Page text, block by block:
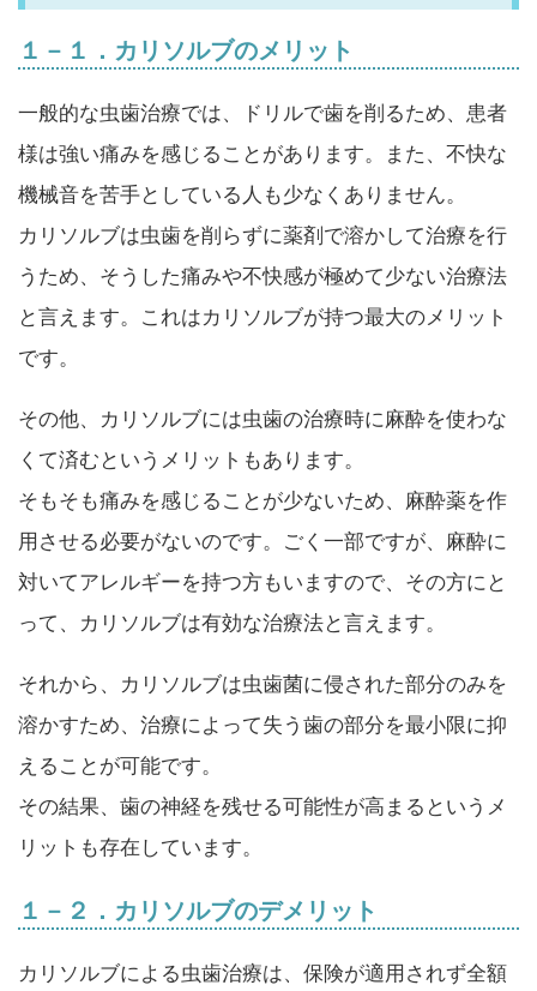
１－１．カリソルブのメリット
一般的な虫歯治療では、ドリルで歯を削るため、患者
様は強い痛みを感じることがあります。また、不快な
機械音を苦手としている人も少なくありません。
カリソルブは虫歯を削らずに薬剤で溶かして治療を行
うため、そうした痛みや不快感が極めて少ない治療法
と言えます。これはカリソルブが持つ最大のメリット
です。
その他、カリソルブには虫歯の治療時に麻酔を使わな
くて済むというメリットもあります。
そもそも痛みを感じることが少ないため、麻酔薬を作
用させる必要がないのです。ごく一部ですが、麻酔に
対いてアレルギーを持つ方もいますので、その方にと
って、カリソルブは有効な治療法と言えます。
それから、カリソルブは虫歯菌に侵された部分のみを
溶かすため、治療によって失う歯の部分を最小限に抑
えることが可能です。
その結果、歯の神経を残せる可能性が高まるというメ
リットも存在しています。
１－２．カリソルブのデメリット
カリソルブによる虫歯治療は、保険が適用されず全額